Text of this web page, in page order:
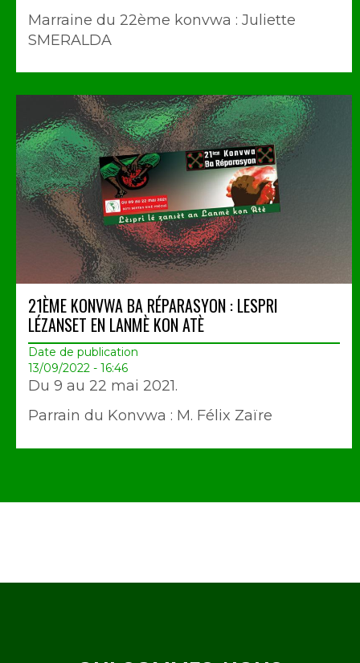
Marraine du 22ème konvwa : Juliette
SMERALDA
21ÈME KONVWA BA RÉPARASYON : LESPRI
LÉZANSET EN LANMÈ KON ATÈ
Date de publication
13/09/2022 - 16:46
Du 9 au 22 mai 2021.
Parrain du Konvwa : M. Félix Zaïre